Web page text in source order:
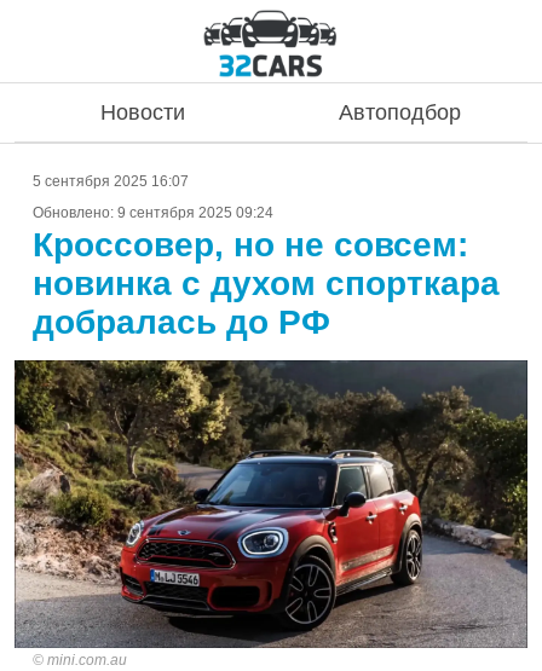
Новости Автоподбор
5 сентября 2025 16:07
Обновлено: 9 сентября 2025 09:24
Кроссовер, но не совсем:
новинка с духом спорткара
добралась до РФ
mini.com.au